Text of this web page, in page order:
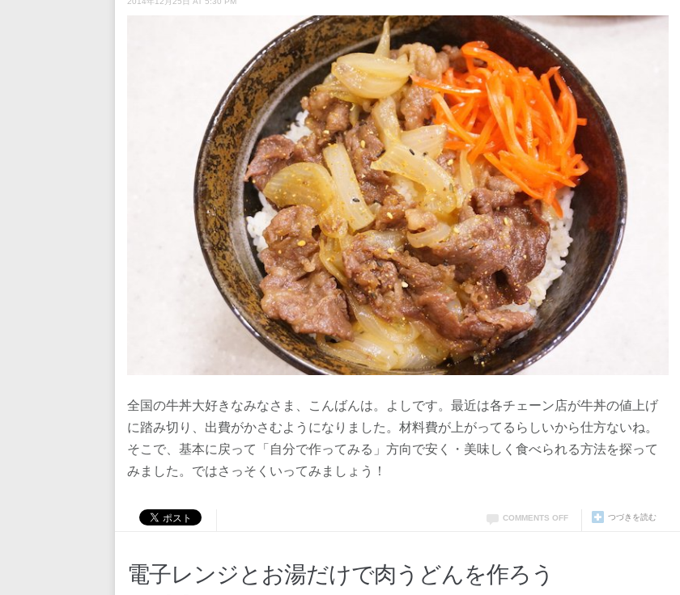
全国の牛丼大好きなみなさま、こんばんは。よしです。最近は各チェーン店が牛丼の値上げ
に踏み切り、出費がかさむようになりました。材料費が上がってるらしいから仕方ないね。
そこで、基本に戻って「自分で作ってみる」方向で安く・美味しく食べられる方法を探って
みました。ではさっそくいってみましょう！
つづきを読む
COMMENTS OFF
電子レンジとお湯だけで肉うどんを作ろう